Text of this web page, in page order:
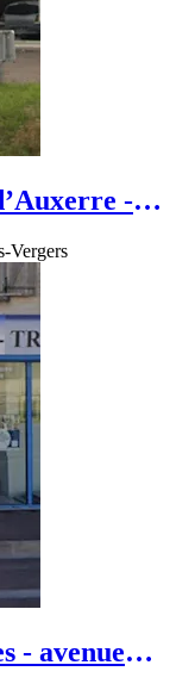
-
Vergers
- avenue